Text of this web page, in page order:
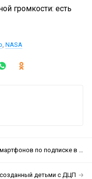
громкости: есть
, NASA
в России растёт и развивается
детьми с ДЦП